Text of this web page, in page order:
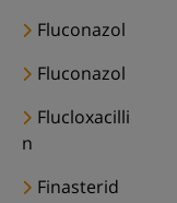
Fluconazol
Fluconazol
Flucloxacilli
n
Finasterid